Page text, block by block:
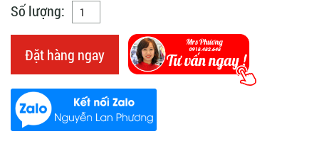
Số lượng:
Đặt hàng ngay